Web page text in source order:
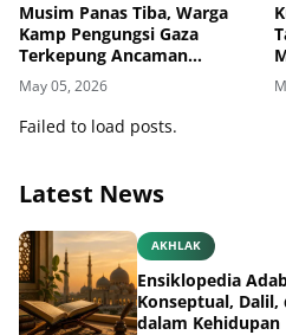
Musim Panas Tiba, Warga
Kamp Pengungsi Gaza
Terkepung Ancaman
Penyakit Kulit
May 05, 2026
Failed to load posts.
Latest News
AKHLAK
Ensiklopedia
Konseptual,
dalam Kehidupan